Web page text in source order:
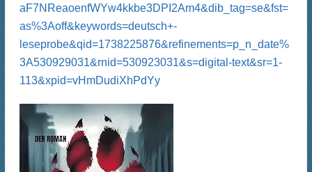
aF7NReaoenfWYw4kkbe3DPI2Am4&dib_tag=se&fst=
as%3Aoff&keywords=deutsch+-
leseprobe&qid=1738225876&refinements=p_n_date%
3A530929031&rnid=530923031&s=digital-text&sr=1-
113&xpid=vHmDudiXhPdYy